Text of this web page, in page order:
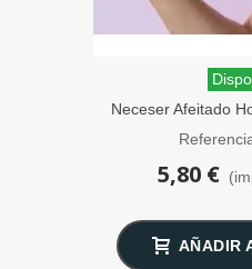
Neceser Afeitado
5,80 €
AÑADIR